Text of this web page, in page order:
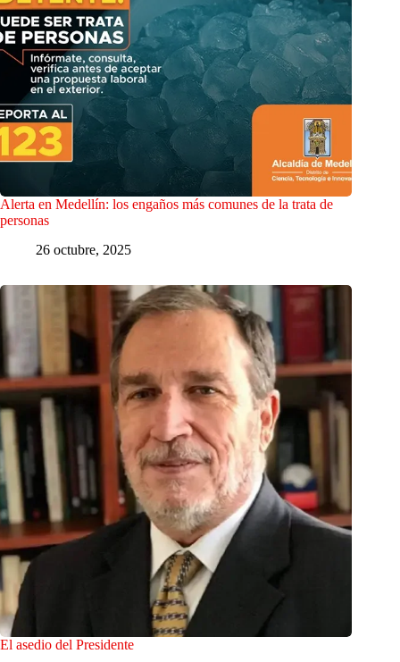
Alerta en Medellín: los engaños más comunes de la trata de
personas
26 octubre, 2025
El asedio del Presidente